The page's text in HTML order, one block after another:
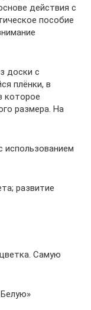
действия с
пособие
доски с
плёнки, в
которое
размера. На
использованием
развитие
Самую